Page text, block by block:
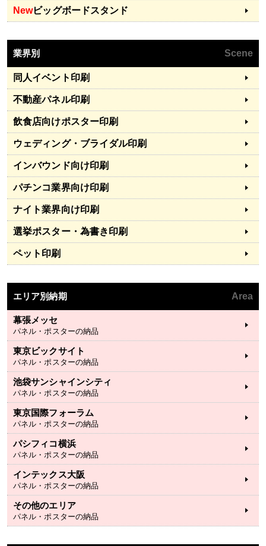
Newビッグボードスタンド
業界別 Scene
同人イベント印刷
不動産パネル印刷
飲食店向けポスター印刷
ウェディング・ブライダル印刷
インバウンド向け印刷
パチンコ業界向け印刷
ナイト業界向け印刷
選挙ポスター・為書き印刷
ペット印刷
エリア別納期 Area
幕張メッセ
パネル・ポスターの納品
東京ビックサイト
パネル・ポスターの納品
池袋サンシャインシティ
パネル・ポスターの納品
東京国際フォーラム
パネル・ポスターの納品
パシフィコ横浜
パネル・ポスターの納品
インテックス大阪
パネル・ポスターの納品
その他のエリア
パネル・ポスターの納品